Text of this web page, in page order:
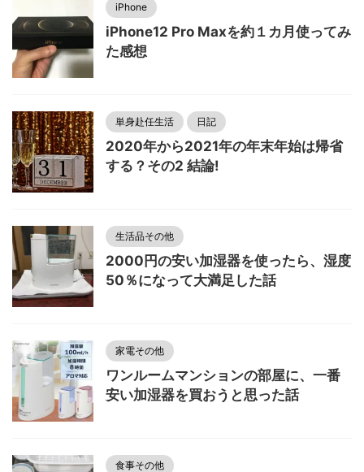
iPhone
iPhone12 Pro Maxを約１カ月使ってみ
た感想
単身赴任生活 日記
2020年から2021年の年末年始は帰省
する？その2 結論!
生活品その他
2000円の安い加湿器を使ったら、湿度
50％になって大満足した話
家電その他
ワンルームマンションの部屋に、一番
安い加湿器を買おうと思った話
食事その他